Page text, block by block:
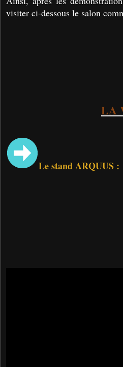
visiter ci-dessous le salon
LA
Le stand ARQUUS :